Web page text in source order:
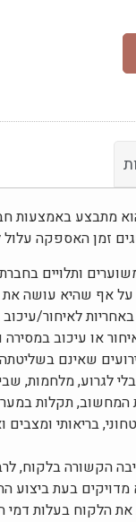
5-7 ימי עסקים והוא
זמן האספקה
ותלויים
על אף שהיא עושה
לאיחור/
או עיכוב
שאינם
לגרוע, מלחמות,
תקלות
בריאותי
הקשורה בלקוח,
מדויקים בעת
הלקוח בעלות דמי